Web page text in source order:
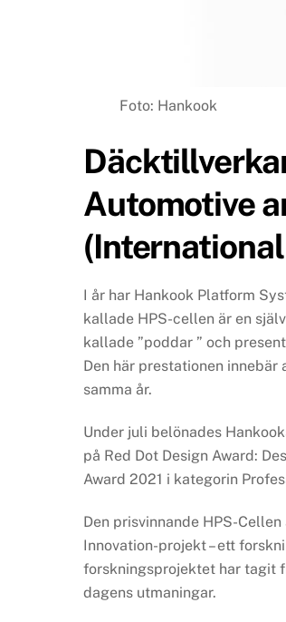
Foto: Hankook
Automotive
I år har Hankook Platform
kallade HPS-cellen är en
kallade ”poddar ” och
Den här prestationen
samma år.
Under juli belönades
på Red Dot Design Award:
Award 2021 i kategorin
Den prisvinnande HPS-
Innovation-projekt – ett
forskningsprojektet har tagit
dagens utmaningar.